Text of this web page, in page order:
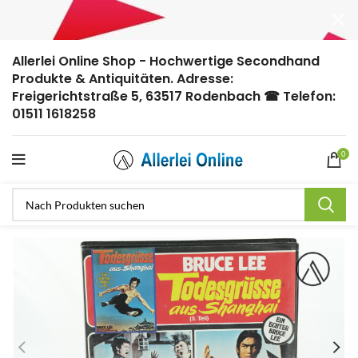
Allerlei Online Shop - Hochwertige Secondhand
Produkte & Antiquitäten. Adresse:
Freigerichtstraße 5, 63517 Rodenbach ☎ Telefon:
01511 1618258
0